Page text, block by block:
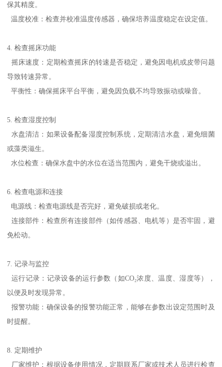
保其精度。
温度校准：检查并校准温度传感器，确保培养温度稳定在设定值。
4. 检查摇床功能
摇床速度：定期检查摇床的转速是否稳定，避免因电机或皮带问题
导致转速异常。
平衡性：确保摇床平台平衡，避免因负载不均导致振动或噪音。
5. 检查湿度控制
水盘清洁：如果设备配备湿度控制系统，定期清洁水盘，避免细菌
或藻类滋生。
水位检查：确保水盘中的水位在适当范围内，避免干烧或溢出。
6. 检查电源和连接
电源线：检查电源线是否完好，避免破损或老化。
连接部件：检查所有连接部件（如传感器、电机等）是否牢固，避
免松动。
7. 记录与监控
运行记录：记录设备的运行参数（如CO₂浓度、温度、湿度等），
以便及时发现异常。
报警功能：确保设备的报警功能正常，能够在参数出设定范围时及
时提醒。
8. 定期维护
厂家维护：根据设备使用情况，定期联系厂家或技术人员进行检查